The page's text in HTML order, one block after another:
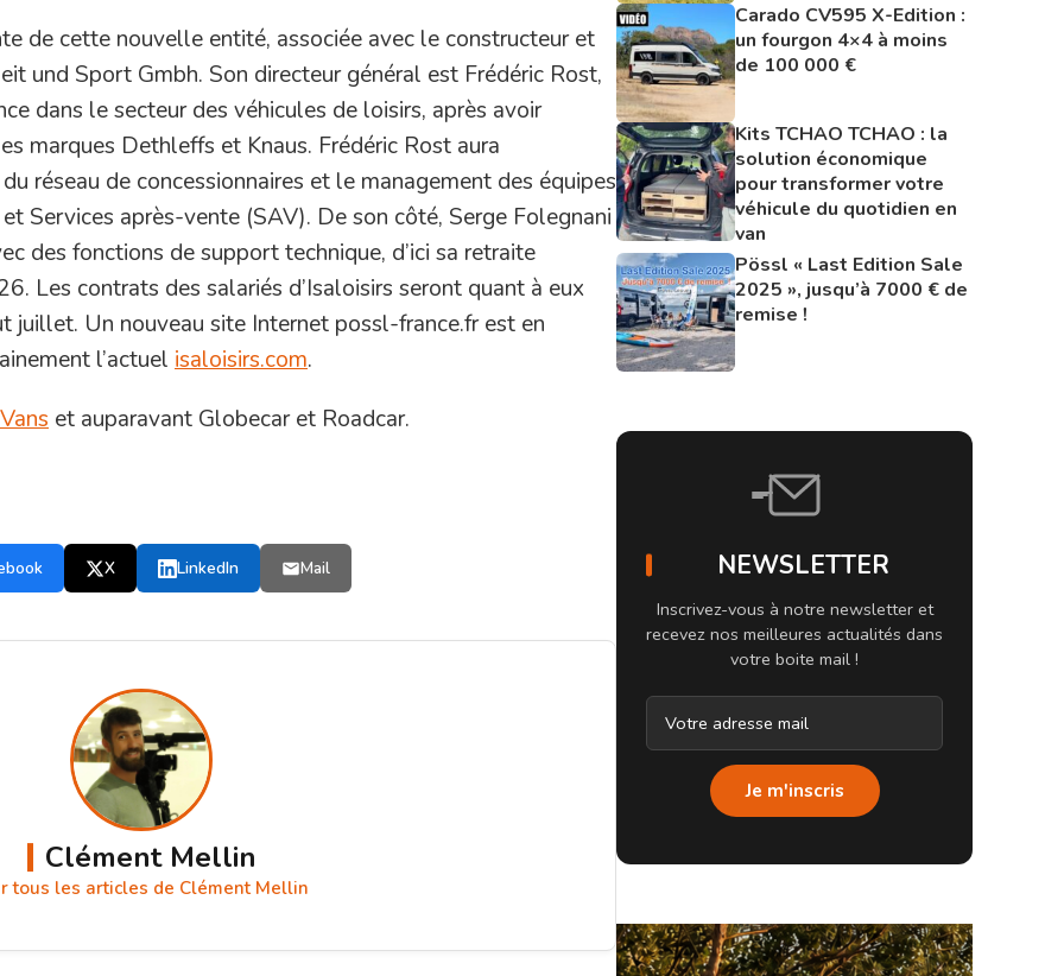
de cette nouvelle entité, associée avec le constructeur et
und Sport Gmbh. Son directeur général est Frédéric Rost,
dans le secteur des véhicules de loisirs, après avoir
marques Dethleffs et Knaus. Frédéric Rost aura
réseau de concessionnaires et le management des équipes
Services après-vente (SAV). De son côté, Serge Folegnani
des fonctions de support technique, d’ici sa retraite
Les contrats des salariés d’Isaloisirs seront quant à eux
juillet. Un nouveau site Internet possl-france.fr est en
l’actuel isaloisirs.com.
et auparavant Globecar et Roadcar.
X LinkedIn Mail
Clément Mellin
tous les articles de Clément Mellin
Carado CV595 X-Edition :
un fourgon 4×4 à moins
de 100 000 €
Kits TCHAO TCHAO : la
solution économique
pour transformer votre
véhicule du quotidien en
van
Pössl « Last Edition Sale
2025 », jusqu’à 7000 € de
remise !
NEWSLETTER
Inscrivez-vous à notre newsletter et
recevez nos meilleures actualités dans
votre boite mail !
Je m'inscris